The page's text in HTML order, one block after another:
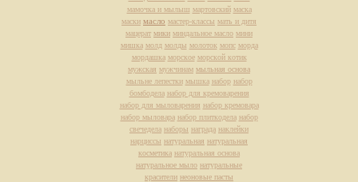
мамочка и мылыш мартовский маска
маски масло мастер-классы мать и дитя
мацерат мики миндальное масло мини
мишка молд молды молоток мопс морда
мордашка морское морской котик
мужская мужчинам мыльная основа
мыльне лепестки мышка набор набор
бомбодела набор для кремоварения
набор для мыловарения набор кремовара
набор мыловара набор плиткодела набор
свечедела наборы награда наклейки
нарциссы натуральная натуральная
косметика натуральная основа
натуральное мыло натуральные
красители неоновые пасты